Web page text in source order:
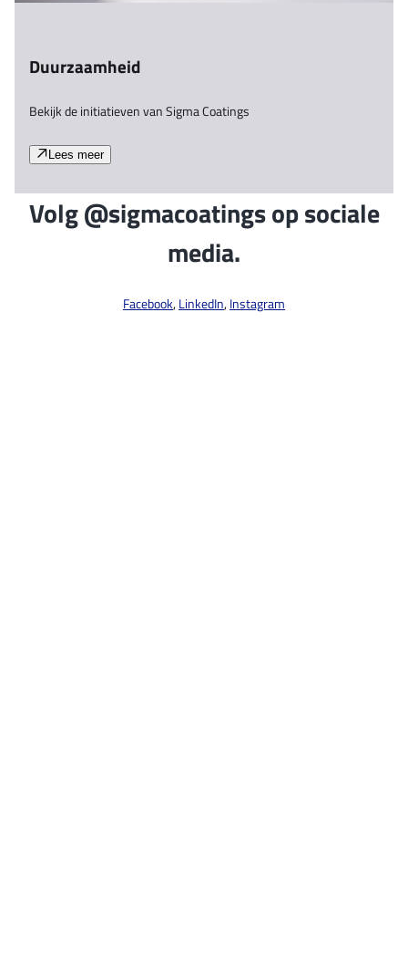
Duurzaamheid
Bekijk de initiatieven van Sigma Coatings
Lees meer
Volg @sigmacoatings op sociale
media.
Facebook,LinkedIn,Instagram